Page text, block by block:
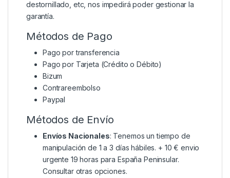
destornillado, etc, nos impedirá poder gestionar la
garantía.
Métodos de Pago
Pago por transferencia
Pago por Tarjeta (Crédito o Débito)
Bizum
Contrareembolso
Paypal
Métodos de Envío
Envíos Nacionales: Tenemos un tiempo de
manipulación de 1 a 3 días hábiles. + 10 € envio
urgente 19 horas para España Peninsular.
Consultar otras opciones.